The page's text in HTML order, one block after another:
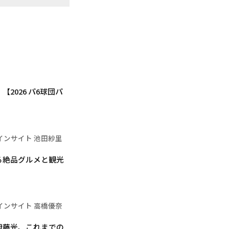
2026 パ6球団パ
ンサイト 池田紗里
品グルメと観光
ンサイト 高橋優奈